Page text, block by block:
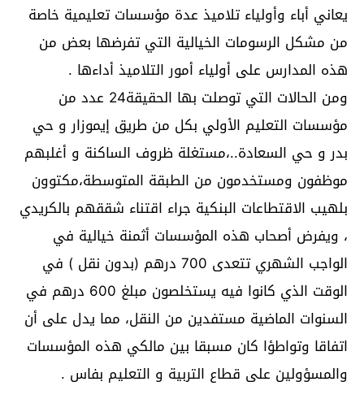
يعاني أباء وأولياء تلاميذ عدة مؤسسات تعليمية خاصة
من مشكل الرسومات الخيالية التي تفرضها بعض من
هذه المدارس على أولياء أمور التلاميذ أداءها .
ومن الحالات التي توصلت بها الحقيقة24 عدد من
مؤسسات التعليم الأولي بكل من طريق إيموزار و حي
بدر و حي السعادة..،مستغلة ظروف الساكنة و أغلبهم
موظفون ومستخدمون من الطبقة المتوسطة،مكتوون
بلهيب الاقتطاعات البنكية جراء اقتناء شققهم بالكريدي
، ويفرض أصحاب هذه المؤسسات أثمنة خيالية في
الواجب الشهري تتعدى 700 درهم (بدون نقل ) في
الوقت الذي كانوا فيه يستخلصون مبلغ 600 درهم في
السنوات الماضية مستفدين من النقل، مما يدل على أن
اتفاقا وتواطؤا كان مسبقا بين مالكي هذه المؤسسات
والمسؤولين على قطاع التربية و التعليم بفاس .